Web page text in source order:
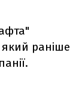
раніше